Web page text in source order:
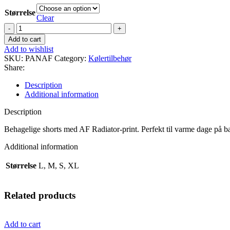
Størrelse
Clear
AF
Radiator
Shorts
quantity
Add to cart
Add to wishlist
SKU: PANAF Category: Kølertilbehør
Share:
Description
Additional information
Description
Behagelige shorts med AF Radiator-print. Perfekt til varme dage på
Additional information
Størrelse L, M, S, XL
Related products
Add to cart